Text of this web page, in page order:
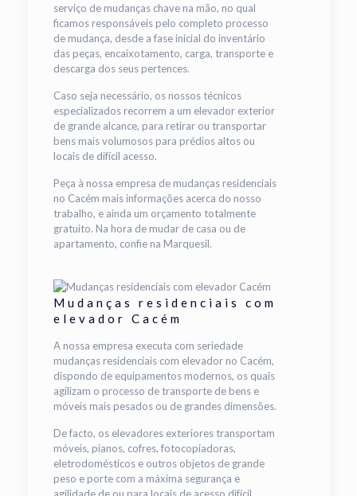
serviço de mudanças chave na mão, no qual
ficamos responsáveis pelo completo processo
de mudança, desde a fase inicial do inventário
das peças, encaixotamento, carga, transporte e
descarga dos seus pertences.
Caso seja necessário, os nossos técnicos
especializados recorrem a um elevador exterior
de grande alcance, para retirar ou transportar
bens mais volumosos para prédios altos ou
locais de difícil acesso.
Peça à nossa empresa de mudanças residenciais
no Cacém mais informações acerca do nosso
trabalho, e ainda um orçamento totalmente
gratuito. Na hora de mudar de casa ou de
apartamento, confie na Marquesil.
Mudanças residenciais com
elevador Cacém
A nossa empresa executa com seriedade
mudanças residenciais com elevador no Cacém,
dispondo de equipamentos modernos, os quais
agilizam o processo de transporte de bens e
móveis mais pesados ou de grandes dimensões.
De facto, os elevadores exteriores transportam
móveis, pianos, cofres, fotocopiadoras,
eletrodomésticos e outros objetos de grande
peso e porte com a máxima segurança e
agilidade de ou para locais de acesso difícil.